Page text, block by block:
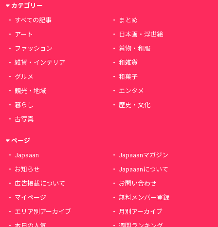
カテゴリー
すべての記事
まとめ
アート
日本画・浮世絵
ファッション
着物・和服
雑貨・インテリア
和雑貨
グルメ
和菓子
観光・地域
エンタメ
暮らし
歴史・文化
古写真
ページ
Japaaan
Japaaanマガジン
お知らせ
Japaaanについて
広告掲載について
お問い合わせ
マイページ
無料メンバー登録
エリア別アーカイブ
月別アーカイブ